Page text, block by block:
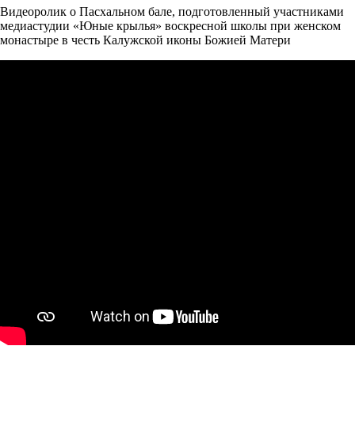
Видеоролик о Пасхальном бале, подготовленный участниками
медиастудии «Юные крылья» воскресной школы при женском
монастыре в честь Калужской иконы Божией Матери